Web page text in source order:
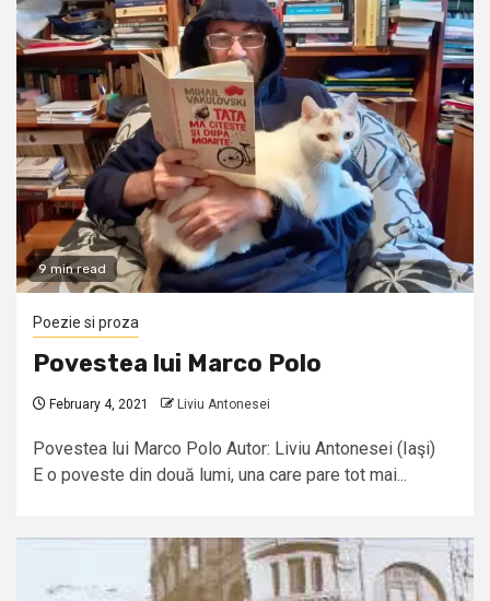
9 min read
Poezie si proza
Povestea lui Marco Polo
February 4, 2021 Liviu Antonesei
Povestea lui Marco Polo Autor: Liviu Antonesei (Iaşi)
E o poveste din două lumi, una care pare tot mai...